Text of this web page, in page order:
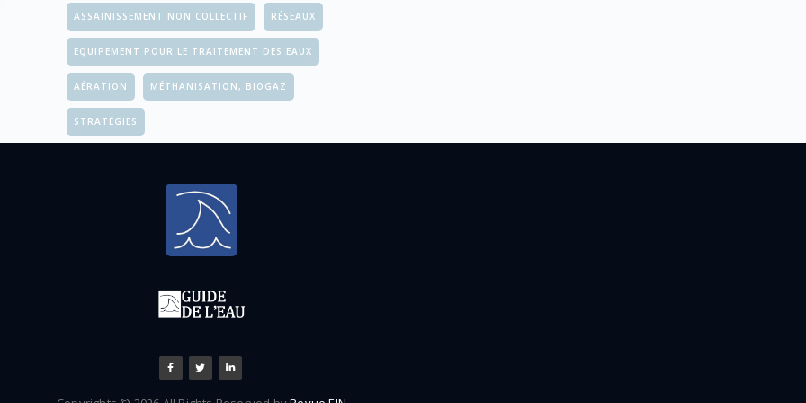
ASSAINISSEMENT NON COLLECTIF RÉSEAUX
EQUIPEMENT POUR LE TRAITEMENT DES EAUX
AÉRATION MÉTHANISATION, BIOGAZ
STRATÉGIES